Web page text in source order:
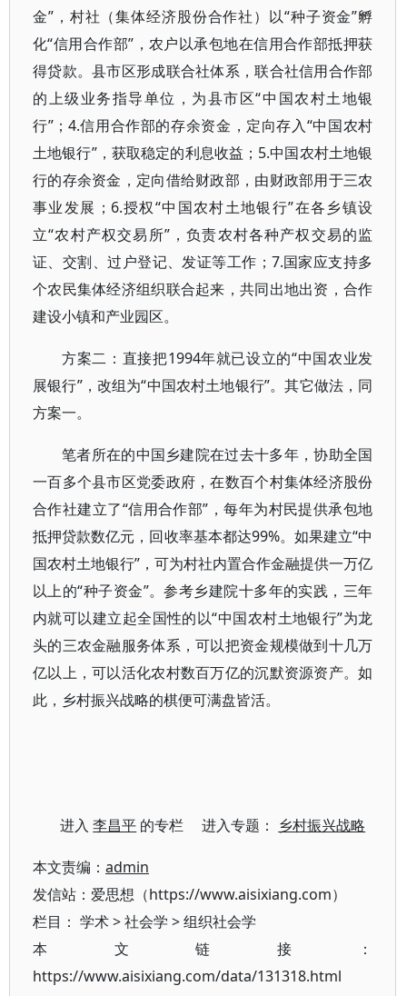
金”，村社（集体经济股份合作社）以“种子资金”孵
化“信用合作部”，农户以承包地在信用合作部抵押获
得贷款。县市区形成联合社体系，联合社信用合作部
的上级业务指导单位，为县市区“中国农村土地银
行”；4.信用合作部的存余资金，定向存入“中国农村
土地银行”，获取稳定的利息收益；5.中国农村土地银
行的存余资金，定向借给财政部，由财政部用于三农
事业发展；6.授权“中国农村土地银行”在各乡镇设
立“农村产权交易所”，负责农村各种产权交易的监
证、交割、过户登记、发证等工作；7.国家应支持多
个农民集体经济组织联合起来，共同出地出资，合作
建设小镇和产业园区。
方案二：直接把1994年就已设立的“中国农业发
展银行”，改组为“中国农村土地银行”。其它做法，同
方案一。
笔者所在的中国乡建院在过去十多年，协助全国
一百多个县市区党委政府，在数百个村集体经济股份
合作社建立了“信用合作部”，每年为村民提供承包地
抵押贷款数亿元，回收率基本都达99%。如果建立“中
国农村土地银行”，可为村社内置合作金融提供一万亿
以上的“种子资金”。参考乡建院十多年的实践，三年
内就可以建立起全国性的以“中国农村土地银行”为龙
头的三农金融服务体系，可以把资金规模做到十几万
亿以上，可以活化农村数百万亿的沉默资源资产。如
此，乡村振兴战略的棋便可满盘皆活。
进入李昌平 的专栏 进入专题： 乡村振兴战略
本文责编： admin
发信站：爱思想（https://www.aisixiang.com）
栏目： 学术>社会学 >组织社会学
本文链接：
https://www.aisixiang.com/data/131318.html